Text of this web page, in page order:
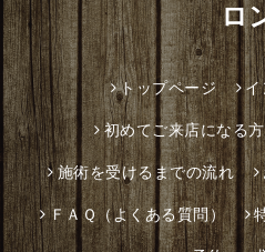
ロ
トップページ イ
初めてご来店になる
施術を受けるまでの流れ
ＦＡＱ（よくある質問）